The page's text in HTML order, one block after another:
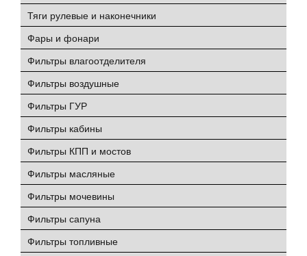
Тяги рулевые и наконечники
Фары и фонари
Фильтры влагоотделителя
Фильтры воздушные
Фильтры ГУР
Фильтры кабины
Фильтры КПП и мостов
Фильтры масляные
Фильтры мочевины
Фильтры сапуна
Фильтры топливные